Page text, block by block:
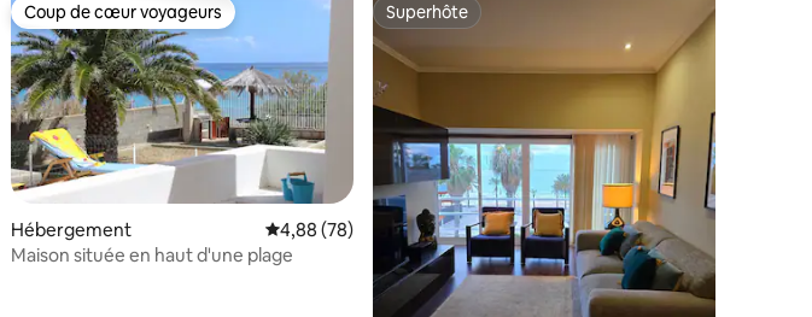
: 5 sur 5sur la base de 115 commentaires : 4,87 sur 5
Coup de cœur voyageurs
Coup de cœur voyageurs
Hébergement Évaluation moyenne sur la base de 78 commentaires : 4,88 sur 5
4,88 (78)
Maison située en haut d'une plage
Superhôte
Superhôte